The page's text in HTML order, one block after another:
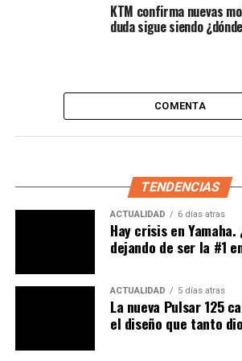
y delicado, su salida se daría el 30 de
– Habrá un pulso de poder con las
– Todo se atiende con dineros del
salud, sin importar si es un
animales y demás.
es IMPOSIBLE
descuento, se podría máximo
KTM confirma nuevas
duda sigue siendo
COMENTA
TENDENCIAS
ACTUALIDAD 6 días atras
Hay crisis en
dejando de ser la #1
ACTUALIDAD 5 días atras
La nueva Pulsar 125
el diseño que tanto